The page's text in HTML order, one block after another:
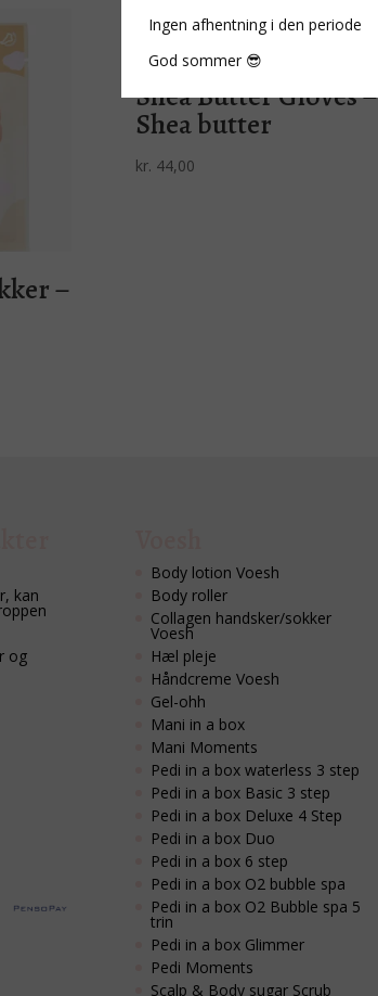
–
Shea Butter Gloves –
Shea butter
kr. 44,00
kan
og
Body lotion Voesh
Body roller
Collagen handsker/sokker
Voesh
Hæl pleje
Håndcreme Voesh
Gel-ohh
Mani in a box
Mani Moments
Pedi in a box waterless 3 step
Pedi in a box Basic 3 step
Pedi in a box Deluxe 4 Step
Pedi in a box Duo
Pedi in a box 6 step
Pedi in a box O2 bubble spa
Pedi in a box O2 Bubble spa 5
trin
Pedi in a box Glimmer
Pedi Moments
Scalp & Body sugar Scrub
Ingen afhentning i den periode
God sommer 😎